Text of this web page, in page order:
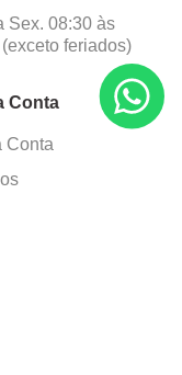
Sex. 08:30 às
feriados)
Conta
Conta